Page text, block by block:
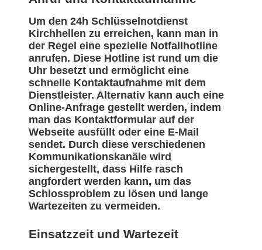
Um den 24h Schlüsselnotdienst
Kirchhellen zu erreichen, kann man in
der Regel eine spezielle Notfallhotline
anrufen. Diese Hotline ist rund um die
Uhr besetzt und ermöglicht eine
schnelle Kontaktaufnahme mit dem
Dienstleister. Alternativ kann auch eine
Online-Anfrage gestellt werden, indem
man das Kontaktformular auf der
Webseite ausfüllt oder eine E-Mail
sendet. Durch diese verschiedenen
Kommunikationskanäle wird
sichergestellt, dass Hilfe rasch
angfordert werden kann, um das
Schlossproblem zu lösen und lange
Wartezeiten zu vermeiden.
Einsatzzeit und Wartezeit